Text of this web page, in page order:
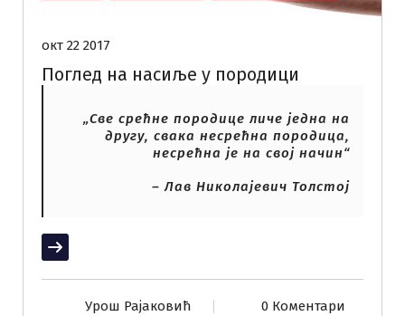
окт 22 2017
Поглед на насиље у породици
„Све срећне породице личе једна на
другу, свака несрећна породица,
несрећна је на свој начин“
– Лав Николајевич Толстој
Прочитај више
Урош Рајаковић 0 Коментари